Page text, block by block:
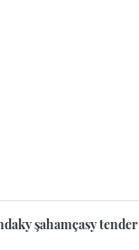
şahamçasy